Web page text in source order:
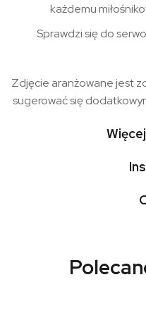
każdemu
Sprawdzi się do
Zdjęcie aranżowane jest
sugerować się